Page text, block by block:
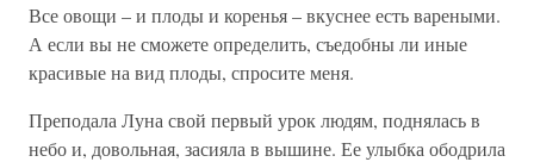
Все овощи – и плоды и коренья – вкуснее есть вареными.
А если вы не сможете определить, съедобны ли иные
красивые на вид плоды, спросите меня.
Преподала Луна свой первый урок людям, поднялась в
небо и, довольная, засияла в вышине. Ее улыбка ободрила